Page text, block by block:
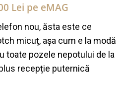
Lei pe eMAG
nou, ăsta este ce
micuț, așa cum e la modă
toate pozele nepotului de la
recepție puternică